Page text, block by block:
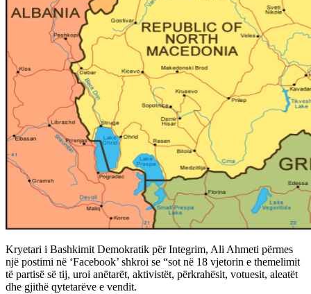
Kryetari i Bashkimit Demokratik për Integrim, Ali Ahmeti përmes
një postimi në ‘Facebook’ shkroi se “sot në 18 vjetorin e themelimit
të partisë së tij, uroi anëtarët, aktivistët, përkrahësit, votuesit, aleatët
dhe gjithë qytetarëve e vendit.